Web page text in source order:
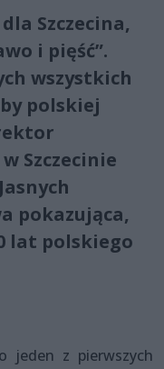
Szczecina,
i pięść”.
wszystkich
polskiej
Szczecinie
pokazująca,
lat polskiego
jeden z pierwszych